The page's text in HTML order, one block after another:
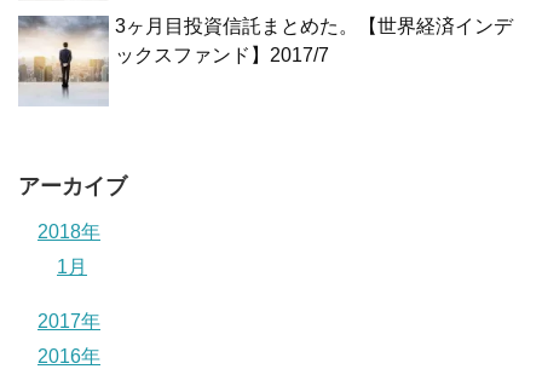
3ヶ月目投資信託まとめた。【世界経済インデ
ックスファンド】2017/7
アーカイブ
2018年
1月
2017年
2016年